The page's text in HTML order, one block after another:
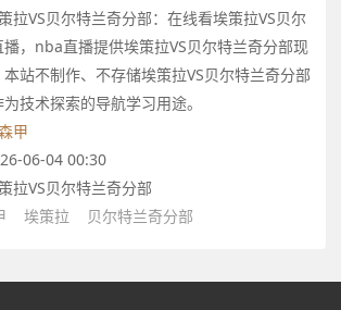
拉VS贝尔特兰奇分部：在线看埃策拉VS贝尔
，nba直播提供埃策拉VS贝尔特兰奇分部现
站不制作、不存储埃策拉VS贝尔特兰奇分部
技术探索的导航学习用途。
甲
06-04 00:30
拉VS贝尔特兰奇分部
埃策拉 贝尔特兰奇分部